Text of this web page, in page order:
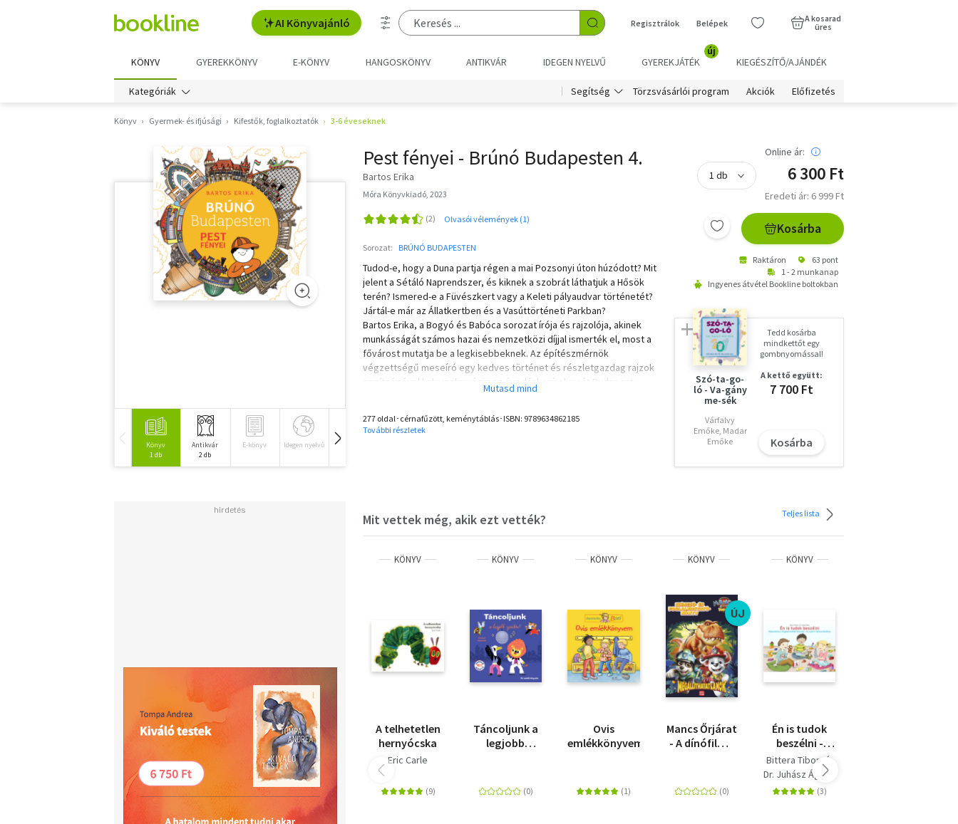
AI Könyvajánló Regisztrálok Belépek
A kosarad
üres
KÖNYV GYEREKKÖNYV E-KÖNYV HANGOSKÖNYV ANTIKVÁR IDEGEN NYELVŰ GYEREKJÁTÉK
új
KIEGÉSZÍTŐ/AJÁNDÉK
Kategóriák Segítség Törzsvásárlói program Akciók Előfizetés
Könyv Gyermek- és ifjúsági Kifestők, foglalkoztatók 3-6 éveseknek
Könyv
1 db
Antikvár
2 db
E-könyv Idegen nyelvű Hangoskönyv
Pest fényei - Brúnó Budapesten 4.
Bartos Erika
Móra Könyvkiadó, 2023
Olvasói vélemények (1)
Sorozat: BRÚNÓ BUDAPESTEN
Tudod-e, hogy a Duna partja régen a mai Pozsonyi úton húzódott? Mit
jelent a Sétáló Naprendszer, és kiknek a szobrát láthatjuk a Hősök
terén? Ismered-e a Füvészkert vagy a Keleti pályaudvar történetét?
Jártál-e már az Állatkertben és a Vasúttörténeti Parkban?
Bartos Erika, a Bogyó és Babóca sorozat írója és rajzolója, akinek
munkásságát számos hazai és nemzetközi díjjal ismerték el, most a
fővárost mutatja be a legkisebbeknek. Az építészmérnök
végzettségű meseíró egy kedves történet és részletgazdag rajzok
segítségével kalauzolja végig az óvodáskorú olvasót Budapest
Olvasd el mások véleményét is!
277 oldal･cérnafűzött, keménytáblás･ISBN: 9789634862185
További részletek
Online ár:
6 300 Ft
Eredeti ár: 6 999 Ft
Kosárba
Raktáron
63 pont
1 - 2 munkanap
Ingyenes átvétel Bookline boltokban
Szó-ta-go-
ló - Va-gány
me-sék
Várfalvy
Emőke, Madar
Emőke
Tedd kosárba
mindkettőt egy
gombnyomással!
A kettő együtt:
7 700 Ft
Kosárba
Mit vettek még, akik ezt vették? Teljes lista
KÖNYV
A telhetetlen
hernyócska
Eric Carle
KÖNYV
Táncoljunk a
legjobb
könyveim
KÖNYV
Ovis
emlékkönyvem
KÖNYV
ÚJ
Mancs Őrjárat
- A dínófilm -
foglalkoztatókönyv
-
Megállíthatatlanok
KÖNYV
Én is tudok
beszélni -
Képeskönyv
kisgyermekek
beszéd- és
Bittera Tiborné
Dr. Juhász Ágnes